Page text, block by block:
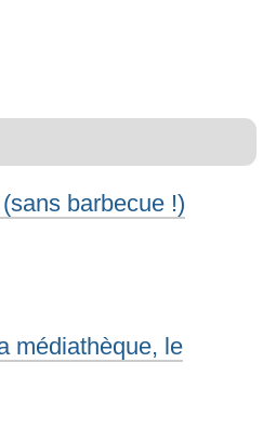
barbecue !)
médiathèque, le